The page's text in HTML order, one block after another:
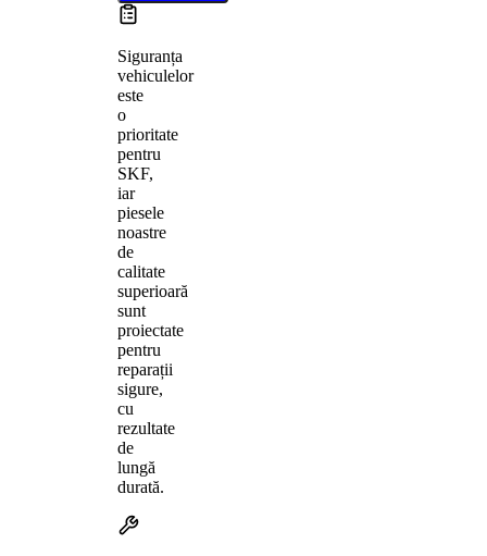
Siguranța
vehiculelor
este
o
prioritate
pentru
SKF,
iar
piesele
noastre
de
calitate
superioară
sunt
proiectate
pentru
reparații
sigure,
cu
rezultate
de
lungă
durată.